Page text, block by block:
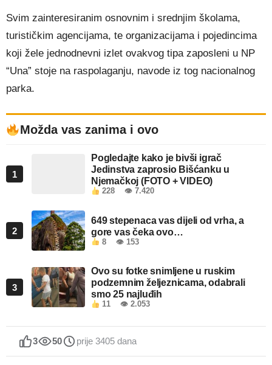
Svim zainteresiranim osnovnim i srednjim školama,
turističkim agencijama, te organizacijama i pojedincima
koji žele jednodnevni izlet ovakvog tipa zaposleni u NP
“Una” stoje na raspolaganju, navode iz tog nacionalnog
parka.
Možda vas zanima i ovo
1
Pogledajte kako je bivši igrač
Jedinstva zaprosio Bišćanku u
Njemačkoj (FOTO + VIDEO)
228 👁 7.420
2
649 stepenaca vas dijeli od vrha, a
gore vas čeka ovo…
8 👁 153
3
Ovo su fotke snimljene u ruskim
podzemnim željeznicama, odabrali
smo 25 najluđih
11 👁 2.053
3 50 prije 3405 dana